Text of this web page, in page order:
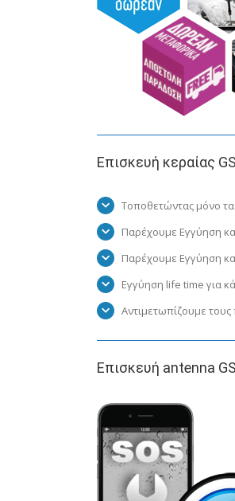
Επισκευή κεραίας
Τοποθετώντας μόνο
Παρέχουμε Εγγύηση
Παρέχουμε Εγγύηση
Εγγύηση life time για
Αντιμετωπίζουμε
Επισκευή antenna